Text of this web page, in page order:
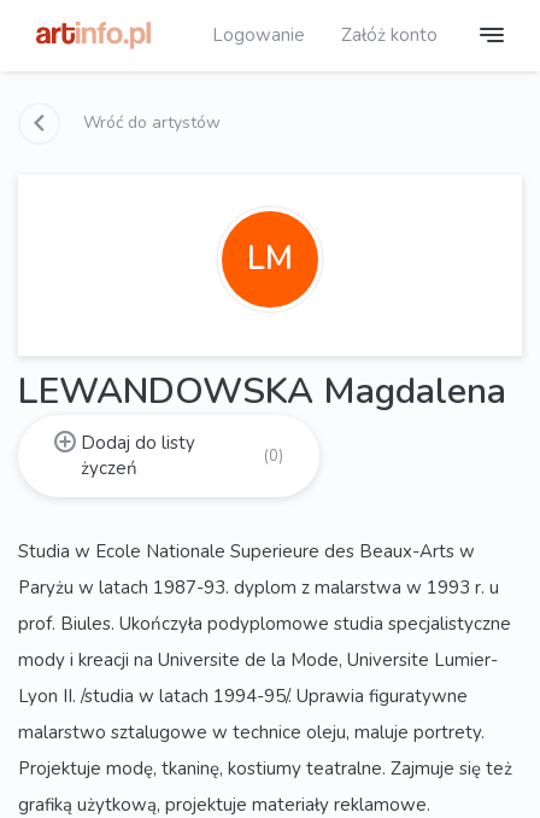
Logowanie Załóż konto
Wróć do artystów
LM
LEWANDOWSKA Magdalena
Dodaj do listy
życzeń
(0)
Studia w Ecole Nationale Superieure des Beaux-Arts w
Paryżu w latach 1987-93. dyplom z malarstwa w 1993 r. u
prof. Biules. Ukończyła podyplomowe studia specjalistyczne
mody i kreacji na Universite de la Mode, Universite Lumier-
Lyon II. /studia w latach 1994-95/. Uprawia figuratywne
malarstwo sztalugowe w technice oleju, maluje portrety.
Projektuje modę, tkaninę, kostiumy teatralne. Zajmuje się też
grafiką użytkową, projektuje materiały reklamowe.